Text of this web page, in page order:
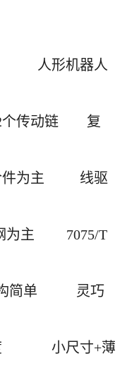
人形机器人
个传动链 复
为主
线驱
为主 7075/T
简单
灵巧
小尺寸+薄